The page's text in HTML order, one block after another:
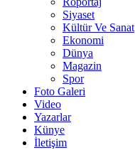
Siyaset
Kültür Ve Sanat
Ekonomi
Dünya
Magazin
Spor
Foto Galeri
Video
Yazarlar
Künye
İletişim